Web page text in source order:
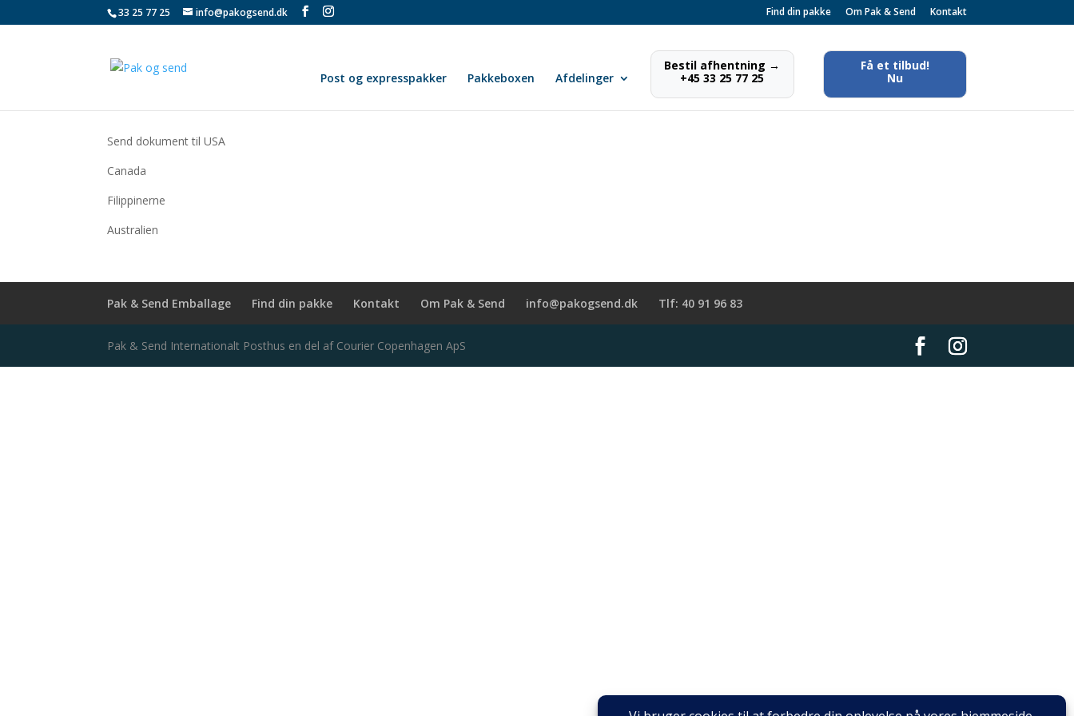
33 25 77 25 info@pakogsend.dk Find din pakke Om Pak & Send Kontakt
Post og expresspakker Pakkeboxen Afdelinger
Bestil afhentning →
+45 33 25 77 25
Få et tilbud!
Nu
Send dokument til USA
Canada
Filippinerne
Australien
Pak & Send Emballage Find din pakke Kontakt Om Pak & Send info@pakogsend.dk Tlf: 40 91 96 83
Pak & Send Internationalt Posthus en del af Courier Copenhagen ApS